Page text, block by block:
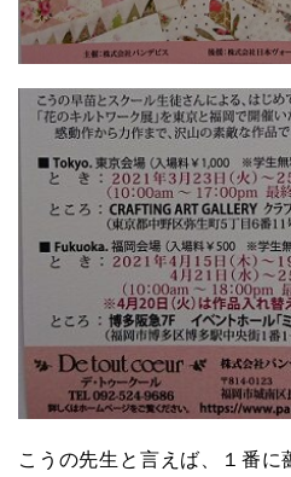
こうの先生と言えば、１番に